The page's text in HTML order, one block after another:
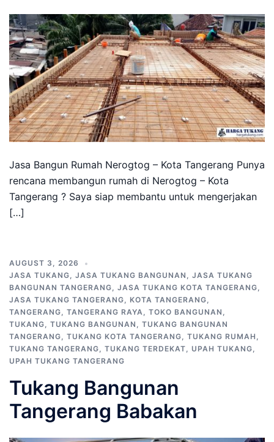
Jasa Bangun Rumah Nerogtog – Kota Tangerang Punya
rencana membangun rumah di Nerogtog – Kota
Tangerang ? Saya siap membantu untuk mengerjakan
[…]
AUGUST 3, 2026
JASA TUKANG, JASA TUKANG BANGUNAN , JASA TUKANG
BANGUNAN TANGERANG, JASA TUKANG KOTA TANGERANG,
JASA TUKANG TANGERANG, KOTA TANGERANG,
TANGERANG, TANGERANG RAYA, TOKO BANGUNAN ,
TUKANG, TUKANG BANGUNAN , TUKANG BANGUNAN
TANGERANG, TUKANG KOTA TANGERANG, TUKANG RUMAH ,
TUKANG TANGERANG, TUKANG TERDEKAT, UPAH TUKANG,
UPAH TUKANG TANGERANG
Tukang Bangunan
Tangerang Babakan